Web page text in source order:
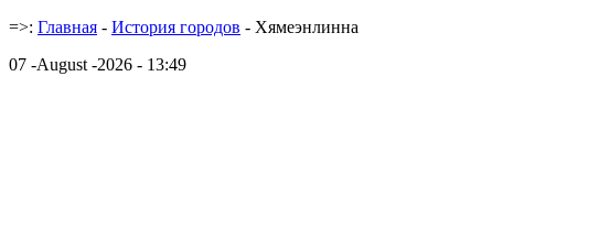
=>: Главная - История городов - Хямеэнлинна
07 -August -2026 - 13:49